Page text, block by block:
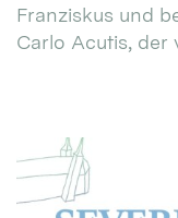
Franziskus und
Carlo Acutis, der